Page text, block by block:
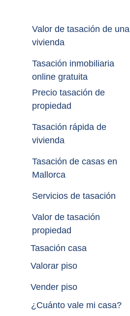
Valor de tasación de una
vivienda
Tasación inmobiliaria
online gratuita
Precio tasación de
propiedad
Tasación rápida de
vivienda
Tasación de casas en
Mallorca
Servicios de tasación
Valor de tasación
propiedad
Tasación casa
Valorar piso
¿Cuánto vale mi casa?
Vender piso